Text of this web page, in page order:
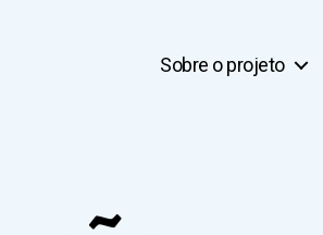
Sobre o projeto